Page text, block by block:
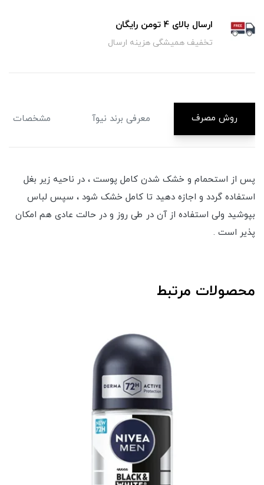
ارسال بالای 4 تومن رایگان
تخفیف همیشگی هزینه ارسال
روش مصرف معرفی برند نیوآ مشخصات
پس از استحمام و خشک شدن کامل پوست ، در ناحیه زیر بغل
استفاده گردد و اجازه دهید تا کامل خشک شود ، سپس لباس
بپوشید ولی استفاده از آن در طی روز و در حالت عادی هم امکان
پذیر است .
محصولات مرتبط